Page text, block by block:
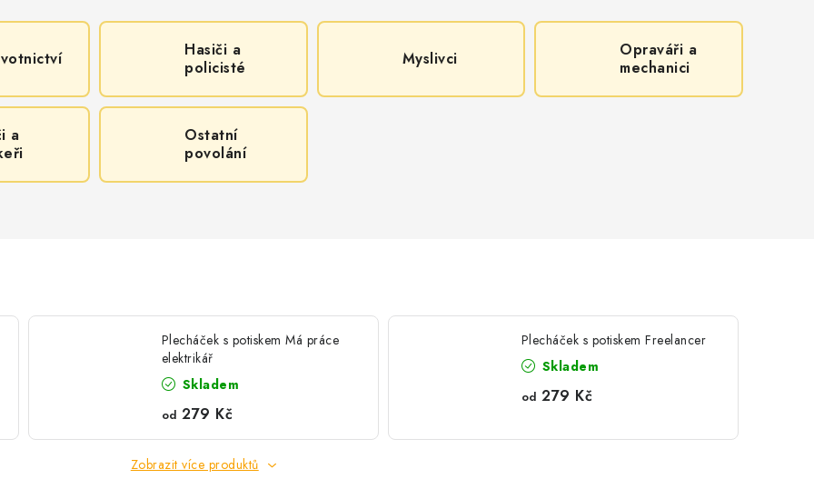
Hasiči a
policisté
Myslivci
Opraváři a
mechanici
a
Ostatní
povolání
Plecháček s potiskem Má práce
elektrikář
Skladem
od 279 Kč
Plecháček s potiskem Freelancer
Skladem
od 279 Kč
Zobrazit více produktů